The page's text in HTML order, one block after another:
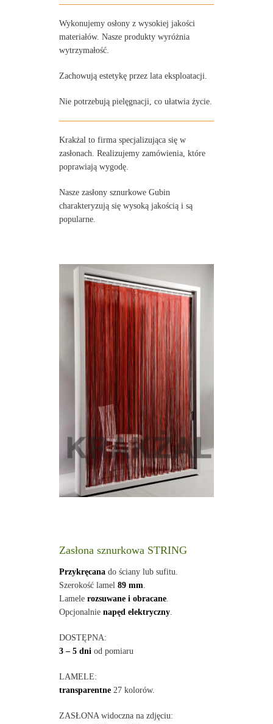
Wykonujemy osłony z wysokiej jakości
materiałów. Nasze produkty wyróżnia
wytrzymałość.
Zachowują estetykę przez lata eksploatacji.
Nie potrzebują pielęgnacji, co ułatwia życie.
Krakżal to firma specjalizująca się w
zasłonach. Realizujemy zamówienia, które
poprawiają wygodę.
Nasze zasłony sznurkowe Gubin
charakteryzują się wysoką jakością i są
popularne.
Zasłona sznurkowa STRING
Przykręcanado ściany lub sufitu.
Szerokość lamel 89 mm.
Lamele rozsuwane i obracane.
Opcjonalnie napęd elektryczny.
DOSTĘPNA:
3 – 5 dniod pomiaru
LAMELE:
transparentne27 kolorów.
ZASŁONA widoczna na zdjęciu: